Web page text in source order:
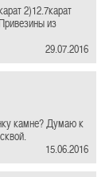
2)12.7карат
из
29.07.2016
камне? Думаю к
15.06.2016